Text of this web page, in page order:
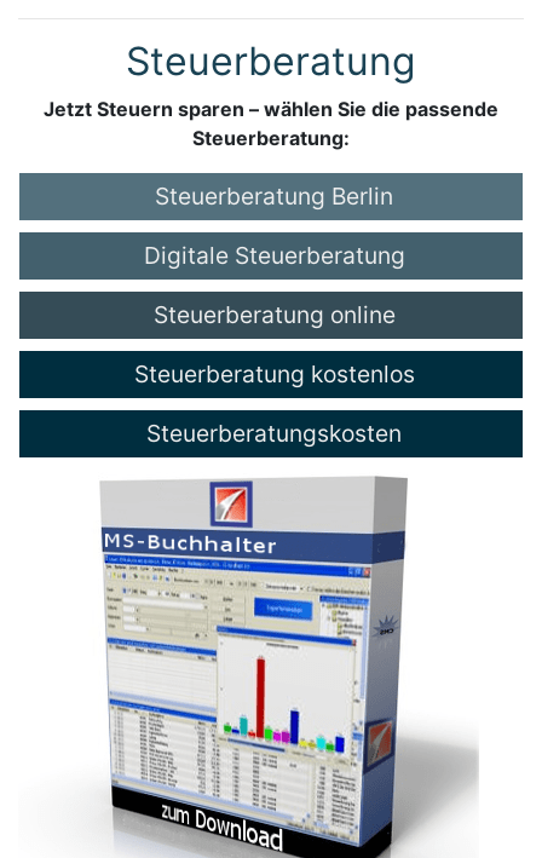
Steuerberatung
Jetzt Steuern sparen – wählen Sie die passende
Steuerberatung:
Steuerberatung Berlin
Digitale Steuerberatung
Steuerberatung online
Steuerberatung kostenlos
Steuerberatungskosten